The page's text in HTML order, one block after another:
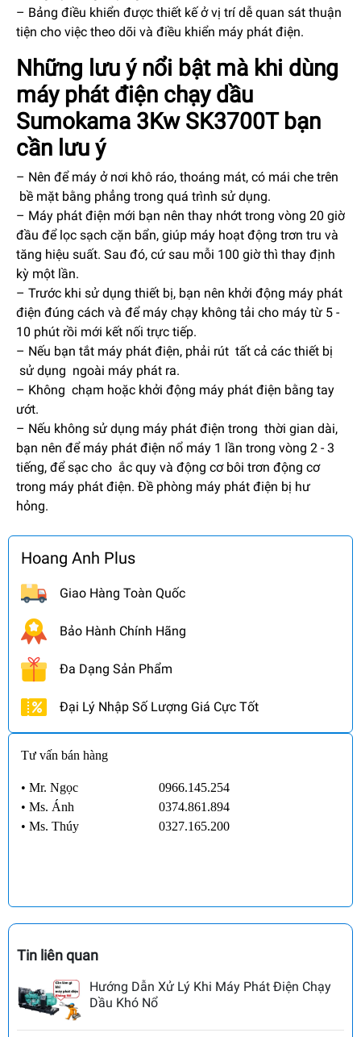
– Bảng điều khiển được thiết kế ở vị trí dễ quan sát thuận
tiện cho việc theo dõi và điều khiển máy phát điện.
Những lưu ý nổi bật mà khi dùng
máy phát điện chạy dầu
Sumokama 3Kw SK3700T bạn
cần lưu ý
– Nên để máy ở nơi khô ráo, thoáng mát, có mái che trên
bề mặt bằng phẳng trong quá trình sử dụng.
– Máy phát điện mới bạn nên thay nhớt trong vòng 20 giờ
đầu để lọc sạch cặn bẩn, giúp máy hoạt động trơn tru và
tăng hiệu suất. Sau đó, cứ sau mỗi 100 giờ thì thay định
kỳ một lần.
– Trước khi sử dụng thiết bị, bạn nên khởi động máy phát
điện đúng cách và để máy chạy không tải cho máy từ 5 -
10 phút rồi mới kết nối trực tiếp.
– Nếu bạn tắt máy phát điện, phải rút tất cả các thiết bị
sử dụng ngoài máy phát ra.
– Không chạm hoặc khởi động máy phát điện bằng tay
ướt.
– Nếu không sử dụng máy phát điện trong thời gian dài,
bạn nên để máy phát điện nổ máy 1 lần trong vòng 2 - 3
tiếng, để sạc cho ắc quy và động cơ bôi trơn động cơ
trong máy phát điện. Đề phòng máy phát điện bị hư
hỏng.
Hoang Anh Plus
Giao Hàng Toàn Quốc
Bảo Hành Chính Hãng
Đa Dạng Sản Phẩm
Đại Lý Nhập Số Lượng Giá Cực Tốt
Tư vấn bán hàng
• Mr. Ngọc
0966.145.254
• Ms. Ánh
0374.861.894
• Ms. Thúy 0327.165.200
Tin liên quan
Hướng Dẫn Xử Lý Khi Máy Phát Điện Chạy
Dầu Khó Nổ